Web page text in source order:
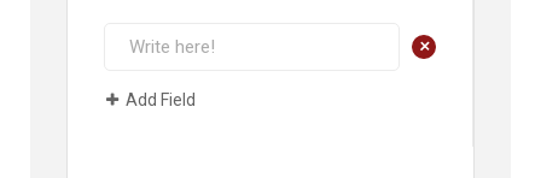
+
Add Field